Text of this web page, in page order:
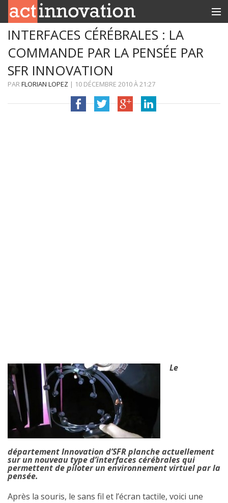
RUBRIQUES
INNOBOX
CONTACT
INTERFACES CÉRÉBRALES : LA
COMMANDE PAR LA PENSÉE PAR
SFR INNOVATION
PARFLORIAN LOPEZ | 10 DÉCEMBRE 2010À21:27
Le
département Innovation d’SFR planche actuellement
sur un nouveau type d’interfaces cérébrales qui
permettent de piloter un environnement virtuel par la
pensée.
Après la souris, le sans fil et l’écran tactile, voici une